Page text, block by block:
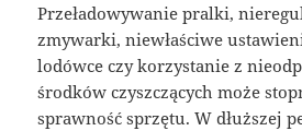
Przeładowywanie pralki,
zmywarki, niewłaściwe
lodówce czy korzystanie z
środków czyszczących może
sprawność sprzętu. W dłuższej